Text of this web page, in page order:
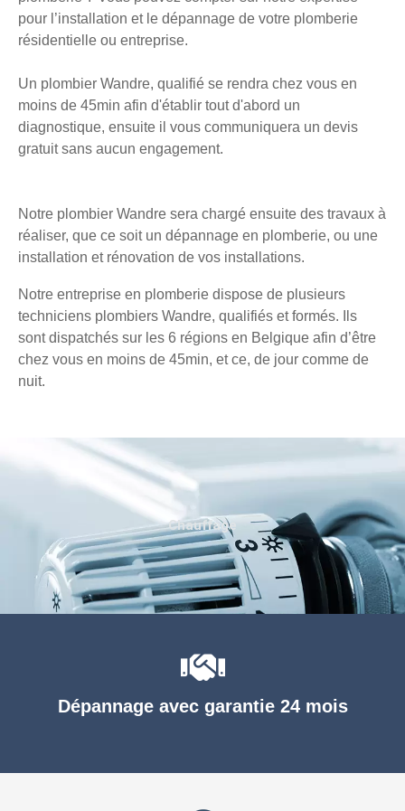
pour l’installation et le dépannage de votre plomberie
résidentielle ou entreprise.
Un plombier Wandre, qualifié se rendra chez vous en
moins de 45min afin d'établir tout d'abord un
diagnostique, ensuite il vous communiquera un devis
gratuit sans aucun engagement.
Notre plombier Wandre sera chargé ensuite des travaux à
réaliser, que ce soit un dépannage en plomberie, ou une
installation et rénovation de vos installations.
Notre entreprise en plomberie dispose de plusieurs
techniciens plombiers Wandre, qualifiés et formés. Ils
sont dispatchés sur les 6 régions en Belgique afin d’être
chez vous en moins de 45min, et ce, de jour comme de
nuit.
Dépannage avec garantie 24 mois
Chauffage